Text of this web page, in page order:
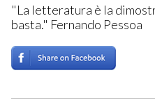
"La letteratura è la
basta." Fernando Pessoa